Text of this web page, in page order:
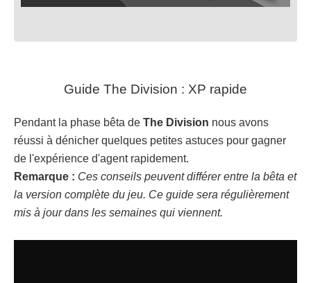
Guide The Division : XP rapide
Pendant la phase bêta de The Division nous avons
réussi à dénicher quelques petites astuces pour gagner
de l'expérience d'agent rapidement.
Remarque : Ces conseils peuvent différer entre la bêta et
la version complète du jeu. Ce guide sera régulièrement
mis à jour dans les semaines qui viennent.